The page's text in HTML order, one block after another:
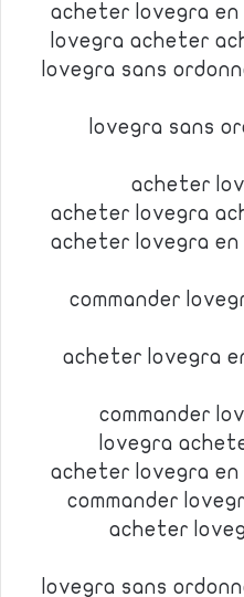
acheter lovegra
lovegra acheter
lovegra sans
lovegra sans
acheter
acheter lovegra
acheter lovegra
commander
acheter lovegra
commander
lovegra
acheter lovegra
commander
acheter
lovegra sans